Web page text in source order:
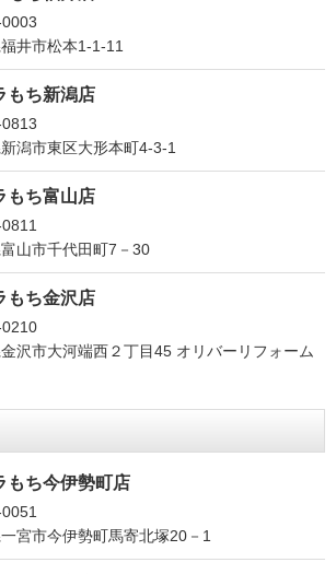
井市松本1‐1-11
もち新潟店
潟市東区大形本町4-3-1
もち富山店
山市千代田町7－30
もち金沢店
沢市大河端西２丁目45 オリバーリフォーム
もち今伊勢町店
宮市今伊勢町馬寄北塚20－1